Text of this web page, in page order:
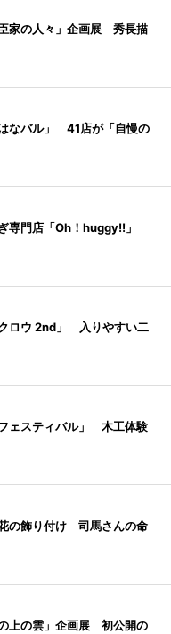
家の人々」企画展 秀長描
なバル」 41店が「自慢の
専門店「Oh！huggy!!」
ロウ 2nd」 入りやすい二
ェスティバル」 木工体験
の飾り付け 司馬さんの命
上の雲」企画展 初公開の